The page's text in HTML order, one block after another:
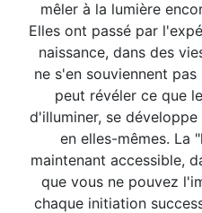
mêler à la lumière
Elles ont passé par
naissance, dans des
ne s'en souviennent
peut révéler ce que
d'illuminer, se
en elles-mêmes. La
maintenant accessible,
que vous ne pouvez
chaque initiation